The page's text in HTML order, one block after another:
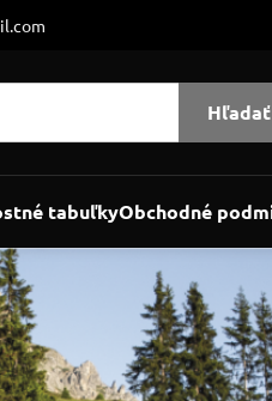
Hľadať
tabuľkyObchodné